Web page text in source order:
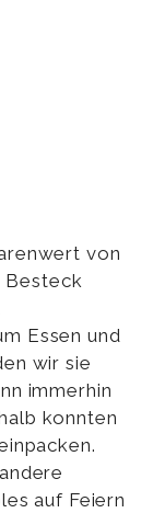
von
Besteck
Essen und
wir sie
immerhin
konnten
auf Feiern